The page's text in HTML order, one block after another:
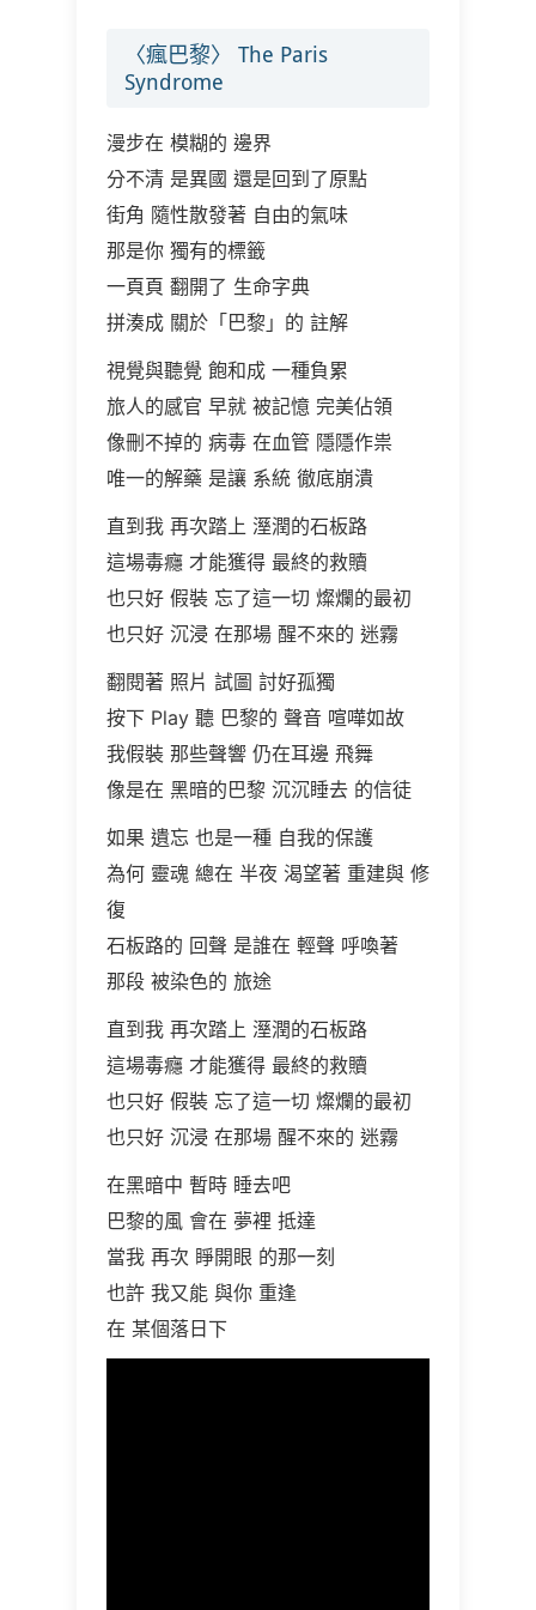
〈瘋巴黎〉 The Paris
Syndrome
漫步在 模糊的 邊界
分不清 是異國 還是回到了原點
街角 隨性散發著 自由的氣味
那是你 獨有的標籤
一頁頁 翻開了 生命字典
拼湊成 關於「巴黎」的 註解
視覺與聽覺 飽和成 一種負累
旅人的感官 早就 被記憶 完美佔領
像刪不掉的 病毒 在血管 隱隱作祟
唯一的解藥 是讓 系統 徹底崩潰
直到我 再次踏上 溼潤的石板路
這場毒癮 才能獲得 最終的救贖
也只好 假裝 忘了這一切 燦爛的最初
也只好 沉浸 在那場 醒不來的 迷霧
翻閱著 照片 試圖 討好孤獨
按下 Play 聽 巴黎的 聲音 喧嘩如故
我假裝 那些聲響 仍在耳邊 飛舞
像是在 黑暗的巴黎 沉沉睡去 的信徒
如果 遺忘 也是一種 自我的保護
為何 靈魂 總在 半夜 渴望著 重建與 修
復
石板路的 回聲 是誰在 輕聲 呼喚著
那段 被染色的 旅途
直到我 再次踏上 溼潤的石板路
這場毒癮 才能獲得 最終的救贖
也只好 假裝 忘了這一切 燦爛的最初
也只好 沉浸 在那場 醒不來的 迷霧
在黑暗中 暫時 睡去吧
巴黎的風 會在 夢裡 抵達
當我 再次 睜開眼 的那一刻
也許 我又能 與你 重逢
在 某個落日下